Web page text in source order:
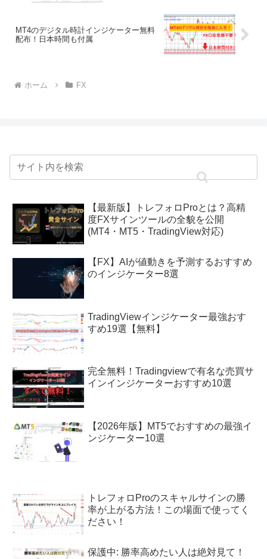
MT4のデジタル時計インジケーター無料
配布！日本時間も付属
ホーム FX
【最新版】トレフォロProとは？高精
度FXサインツールの全貌を公開
(MT4・MT5・TradingView対応)
【FX】AIが値動きを予測するおすすめ
のインジケーター8選
TradingViewインジケーター最強おす
すめ19選【無料】
完全無料！Tradingviewで有名な売買サ
インインジケーターおすすめ10選
【2026年版】MT5でおすすめの最強イ
ンジケーター10選
トレフォロProのスキャルサインの勝
率が上がる方法！この場面で使ってく
ださい！
保護中: 勝率高めたい人は絶対見て！